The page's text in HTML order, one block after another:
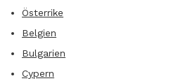
Österrike
Belgien
Bulgarien
Cypern